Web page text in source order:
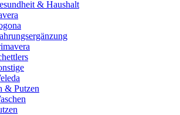
& Haushalt
& Putzen